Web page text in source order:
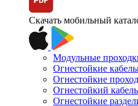
Скачать мобильный
Модульные
Огнестойкие
Огнестойкие
Огнестойкий
Огнестойкие